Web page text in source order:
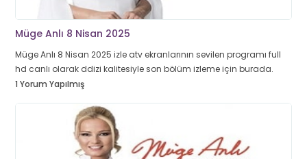
Müge Anlı 8 Nisan 2025
Müge Anlı 8 Nisan 2025 izle atv ekranlarının sevilen programı full
hd canlı olarak ddizi kalitesiyle son bölüm izleme için burada.
1 Yorum Yapılmış